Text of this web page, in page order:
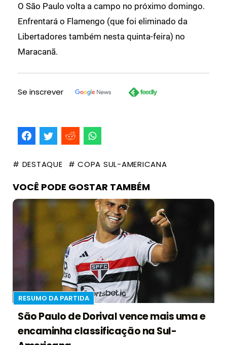
O São Paulo volta a campo no próximo domingo.
Enfrentará o Flamengo (que foi eliminado da
Libertadores também nesta quinta-feira) no
Maracanã.
Se inscrever
# DESTAQUE # COPA SUL-AMERICANA
VOCÊ PODE GOSTAR TAMBÉM
RESUMO DA PARTIDA
São Paulo de Dorival vence mais uma e
encaminha classificação na Sul-